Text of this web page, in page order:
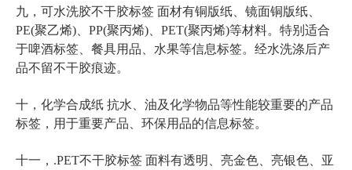
九，可水洗胶不干胶标签 面材有铜版纸、镜面铜版纸、
PE(聚乙烯)、PP(聚丙烯)、PET(聚丙烯)等材料。特别适合
于啤酒标签、餐具用品、水果等信息标签。经水洗涤后产
品不留不干胶痕迹。
十，化学合成纸 抗水、油及化学物品等性能较重要的产品
标签，用于重要产品、环保用品的信息标签。
十一，.PET不干胶标签 面料有透明、亮金色、亮银色、亚